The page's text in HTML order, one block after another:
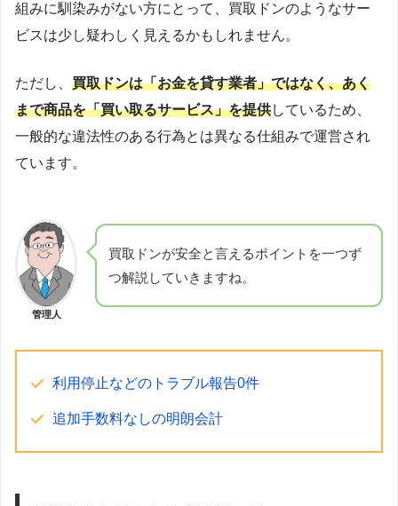
組みに馴染みがない方にとって、買取ドンのようなサー
ビスは少し疑わしく見えるかもしれません。
ただし、 買取ドンは「お金を貸す業者」ではなく、あく
まで商品を「買い取るサービス」を提供しているため、
一般的な違法性のある行為とは異なる仕組みで運営され
ています。
管理人
買取ドンが安全と言えるポイントを一つず
つ解説していきますね。
利用停止などのトラブル報告0件
追加手数料なしの明朗会計